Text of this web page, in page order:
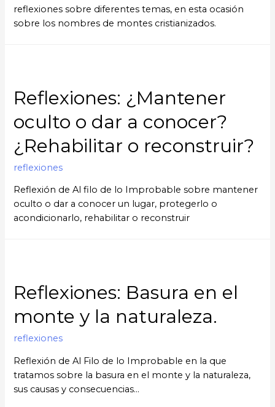
reflexiones sobre diferentes temas, en esta ocasión
sobre los nombres de montes cristianizados.
Reflexiones: ¿Mantener
oculto o dar a conocer?
¿Rehabilitar o reconstruir?
reflexiones
Reflexión de Al filo de lo Improbable sobre mantener
oculto o dar a conocer un lugar, protegerlo o
acondicionarlo, rehabilitar o reconstruir
Reflexiones: Basura en el
monte y la naturaleza.
reflexiones
Reflexión de Al Filo de lo Improbable en la que
tratamos sobre la basura en el monte y la naturaleza,
sus causas y consecuencias…